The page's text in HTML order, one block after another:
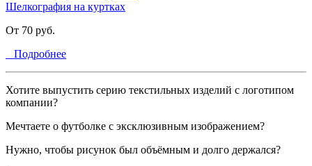
Шелкография на куртках
От 70 руб.
Подробнее
Хотите выпустить серию текстильных изделий с логотипом
компании?
Мечтаете о футболке с эксклюзивным изображением?
Нужно, чтобы рисунок был объёмным и долго держался?